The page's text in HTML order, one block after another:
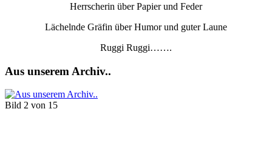
Herrscherin über Papier und Feder
Lächelnde Gräfin über Humor und guter Laune
Ruggi Ruggi…….
Aus unserem Archiv..
Bild 2 von 15